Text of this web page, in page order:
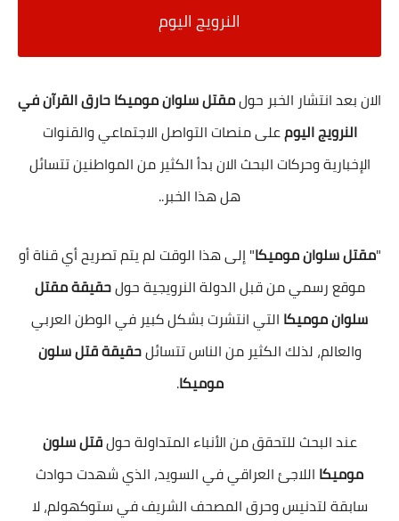
النرويج اليوم
الان بعد انتشار الخبر حولمقتل سلوان موميكا حارق القرآن في
النرويج اليومعلى منصات التواصل الاجتماعي والقنوات
الإخبارية وحركات البحث الان بدأ الكثير من المواطنين تتسائل
هل هذا الخبر..
"مقتل سلوان موميكا" إلى هذا الوقت لم يتم تصريح أي قناة أو
موقع رسمي من قبل الدولة النرويجية حولحقيقة مقتل
سلوان موميكا التي انتشرت بشكل كبير في الوطن العربي
والعالم، لذلك الكثير من الناس تتسائلحقيقة قتل سلون
موميكا.
عند البحث للتحقق من الأنباء المتداولة حولقتل سلون
موميكا اللاجئ العراقي في السويد، الذي شهدت حوادث
سابقة لتدنيس وحرق المصحف الشريف في ستوكهولم، لا